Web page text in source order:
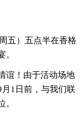
五）五点半在香格
谊！由于活动场地
1日前，与我们联